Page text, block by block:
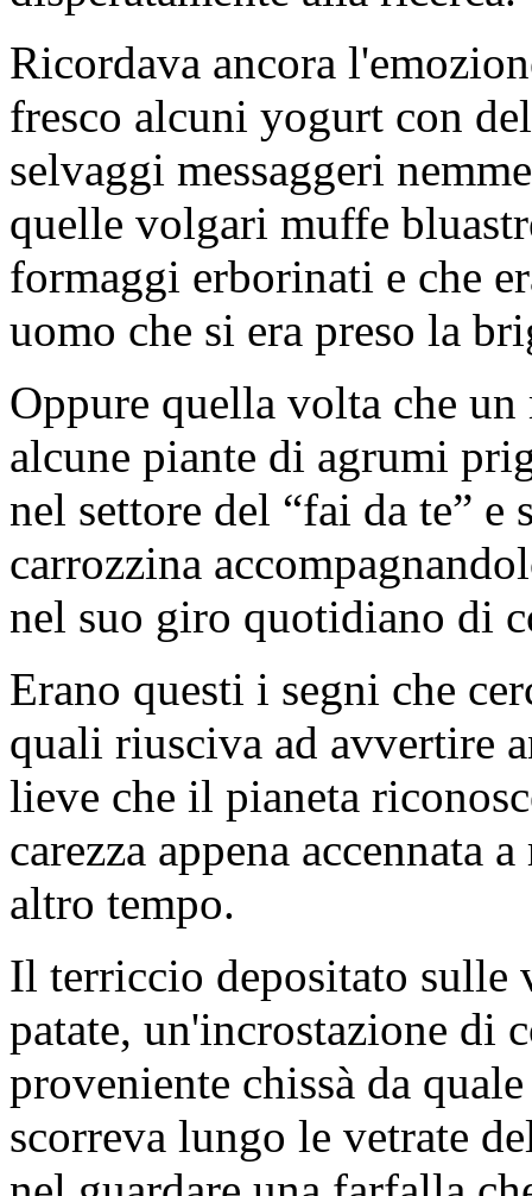
Ricordava ancora
fresco alcuni yogurt con
selvaggi messaggeri
quelle volgari muffe
formaggi erborinati e che
uomo che si era preso la
Oppure quella volta che
alcune piante di agrumi
nel settore del “fai da te”
carrozzina
nel suo giro quotidiano di
Erano questi i segni che
quali riusciva ad avvertire
lieve che il pianeta
carezza appena accennata
altro tempo.
Il terriccio depositato sulle
patate, un'incrostazione di
proveniente chissà da
scorreva lungo le vetrate